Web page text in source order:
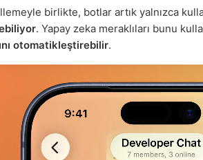
birlikte, botlar artık yalnızca
. Yapay zeka meraklıları bunu
otomatikleştirebilir.